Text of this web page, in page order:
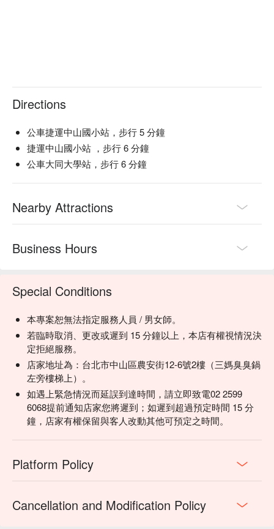
Directions
公車捷運中山國小站，步行 5 分鐘
捷運中山國小站 ，步行 6 分鐘
公車大同大學站，步行 6 分鐘
Nearby Attractions
Business Hours
Special Conditions
本專案恕無法指定服務人員 / 男女師。
若臨時取消、更改或遲到 15 分鐘以上，本店有權視情況決
定拒絕服務。
店家地址為：台北市中山區農安街12-6號2樓（三媽臭臭鍋
左旁樓梯上）。
如遇上緊急情況而延誤到達時間，請立即致電02 2599
6068提前通知店家您將遲到；如遲到超過預定時間 15 分
鐘，店家有權保留與客人改動其他可預定之時間。
Platform Policy
Cancellation and Modification Policy